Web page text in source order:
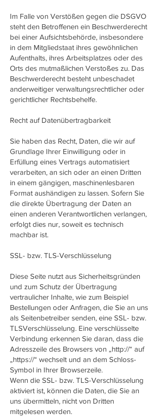
Im Falle von Verstößen gegen die DSGVO
steht den Betroffenen ein Beschwerderecht
bei einer Aufsichtsbehörde, insbesondere
in dem Mitgliedstaat ihres gewöhnlichen
Aufenthalts, ihres Arbeitsplatzes oder des
Orts des mutmaßlichen Verstoßes zu. Das
Beschwerderecht besteht unbeschadet
anderweitiger verwaltungsrechtlicher oder
gerichtlicher Rechtsbehelfe.
Recht auf Datenübertragbarkeit
Sie haben das Recht, Daten, die wir auf
Grundlage Ihrer Einwilligung oder in
Erfüllung eines Vertrags automatisiert
verarbeiten, an sich oder an einen Dritten
in einem gängigen, maschinenlesbaren
Format aushändigen zu lassen. Sofern Sie
die direkte Übertragung der Daten an
einen anderen Verantwortlichen verlangen,
erfolgt dies nur, soweit es technisch
machbar ist.
SSL- bzw. TLS-Verschlüsselung
Diese Seite nutzt aus Sicherheitsgründen
und zum Schutz der Übertragung
vertraulicher Inhalte, wie zum Beispiel
Bestellungen oder Anfragen, die Sie an uns
als Seitenbetreiber senden, eine SSL- bzw.
TLSVerschlüsselung. Eine verschlüsselte
Verbindung erkennen Sie daran, dass die
Adresszeile des Browsers von „http://“ auf
„https://“ wechselt und an dem Schloss-
Symbol in Ihrer Browserzeile.
Wenn die SSL- bzw. TLS-Verschlüsselung
aktiviert ist, können die Daten, die Sie an
uns übermitteln, nicht von Dritten
mitgelesen werden.